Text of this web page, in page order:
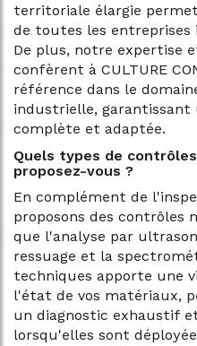
territoriale élargie
de toutes les entreprises
De plus, notre expertise
confèrent à CULTURE
référence dans le
industrielle, garantissant
complète et adaptée.
Quels types de
proposez-vous ?
En complément de
proposons des contrôles
que l'analyse par
ressuage et la
techniques apporte une
l'état de vos matériaux,
un diagnostic exhaustif
lorsqu'elles sont